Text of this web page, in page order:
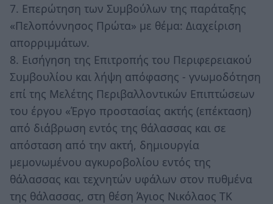
7. Επερώτηση των Συμβούλων της παράταξης
«Πελοπόννησος Πρώτα» με θέμα: Διαχείριση
απορριμμάτων.
8. Εισήγηση της Επιτροπής του Περιφερειακού
Συμβουλίου και λήψη απόφασης - γνωμοδότηση
επί της Μελέτης Περιβαλλοντικών Επιπτώσεων
του έργου «Έργο προστασίας ακτής (επέκταση)
από διάβρωση εντός της θάλασσας και σε
απόσταση από την ακτή, δημιουργία
μεμονωμένου αγκυροβολίου εντός της
θάλασσας και τεχνητών υφάλων στον πυθμένα
της θάλασσας, στη θέση Άγιος Νικόλαος ΤΚ